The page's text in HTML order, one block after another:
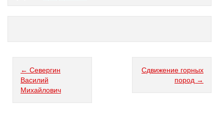
← Севергин
Василий
Михайлович
Сдвижение горных
пород →